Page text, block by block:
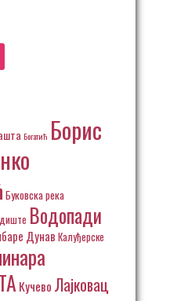
Богатић Борис
Буковска река
Водопади
Дунав Калуђерске
Кучево Лајковац